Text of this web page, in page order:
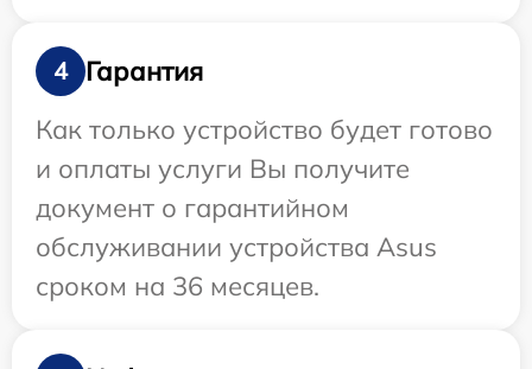
4
Гарантия
Как только устройство будет готово
и оплаты услуги Вы получите
документ о гарантийном
обслуживании устройства Asus
сроком на 36 месяцев.